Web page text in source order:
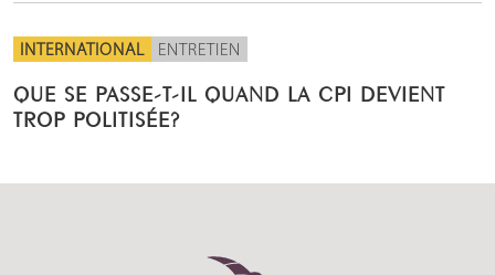
INTERNATIONAL ENTRETIEN
QUE SE PASSE-T-IL QUAND LA CPI DEVIENT
TROP POLITISÉE?